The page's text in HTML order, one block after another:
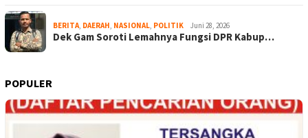
BERITA, DAERAH, NASIONAL, POLITIK Juni 28, 2026
Dek Gam Soroti Lemahnya Fungsi DPR Kabup…
POPULER